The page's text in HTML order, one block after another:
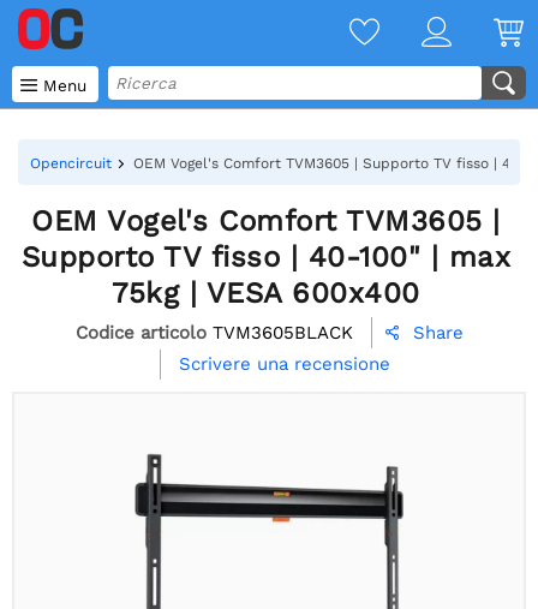
 Menu
Opencircuit OEM Vogel's Comfort TVM3605 | Supporto TV fisso | 40-
OEM Vogel's Comfort TVM3605 |
Supporto TV fisso | 40-100" | max
75kg | VESA 600x400
Codice articolo TVM3605BLACK 
Share
Scrivere una recensione